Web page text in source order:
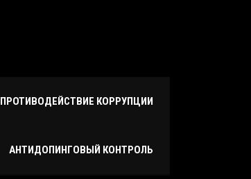
ПРОТИВОДЕЙСТВИЕ КОРРУПЦИИ
AНТИДОПИНГОВЫЙ КОНТРОЛЬ